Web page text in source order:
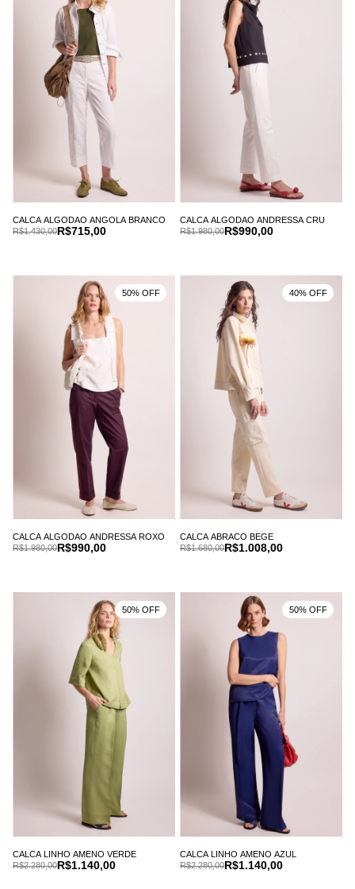
CALCA ALGODAO ANGOLA BRANCO
R$715,00
R$1.430,00
CALCA ALGODAO ANDRESSA CRU
R$990,00
R$1.980,00
CALCA ALGODAO ANDRESSA ROXO
R$990,00
R$1.980,00
50% OFF
CALCA ABRACO BEGE
R$1.008,00
R$1.680,00
40% OFF
CALCA LINHO AMENO VERDE
R$1.140,00
R$2.280,00
50% OFF
CALCA LINHO AMENO AZUL
R$1.140,00
R$2.280,00
50% OFF